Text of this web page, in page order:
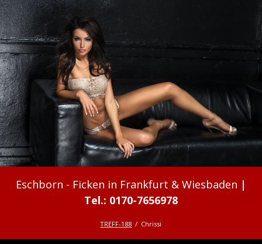
Ficken in Frankfurt & Wiesbaden
TREFF-188 Chrissi